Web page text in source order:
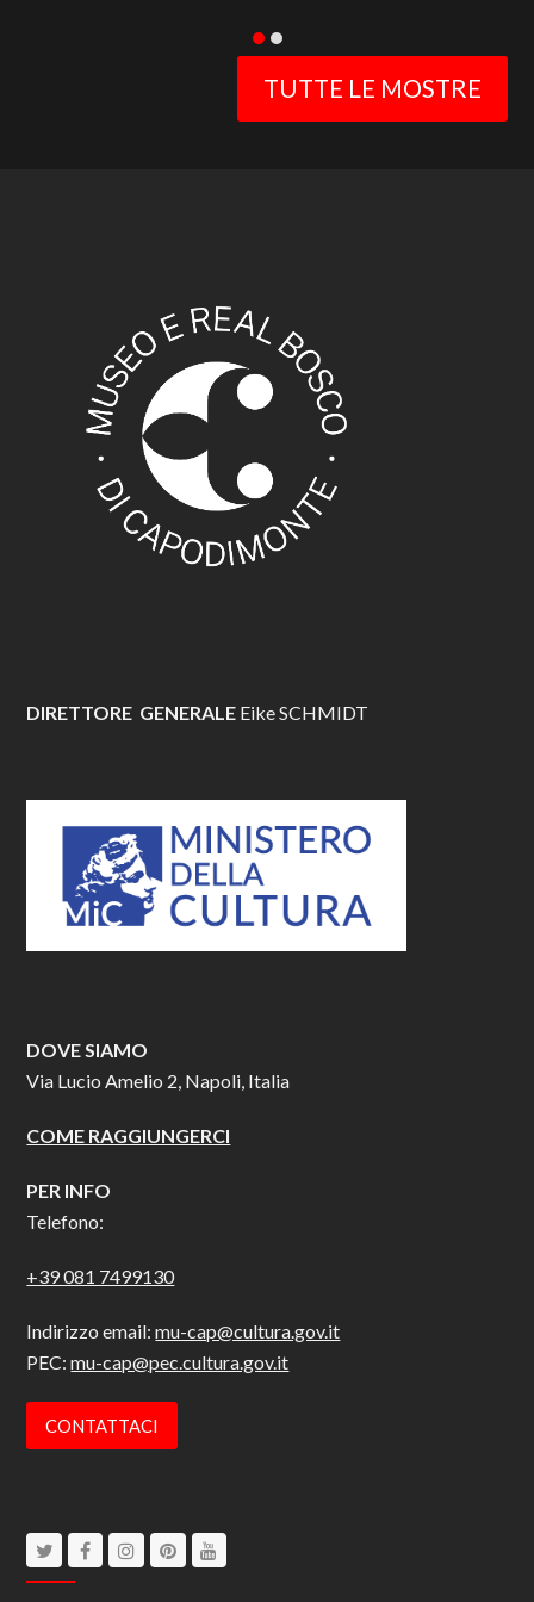
TUTTE LE MOSTRE
DIRETTORE GENERALE Eike SCHMIDT
DOVE SIAMO
Via Lucio Amelio 2, Napoli, Italia
COME RAGGIUNGERCI
PER INFO
Telefono:
+39 081 7499130
Indirizzo email:mu-cap@cultura.gov.it
PEC:mu-cap@pec.cultura.gov.it
CONTATTACI
TwitterFacebookInstagram
Pinterest